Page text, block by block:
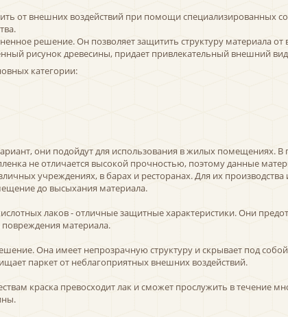
от внешних воздействий при помощи специализированных
решение. Он позволяет защитить структуру материала
рисунок древесины, придает привлекательный внешний
категории:
они подойдут для использования в жилых помещениях.
не отличается высокой прочностью, поэтому данные
учреждениях, в барах и ресторанах. Для их
до высыхания материала.
лаков - отличные защитные характеристики. Они
материала.
Она имеет непрозрачную структуру и скрывает под
паркет от неблагоприятных внешних воздействий.
краска превосходит лак и сможет прослужить в течение